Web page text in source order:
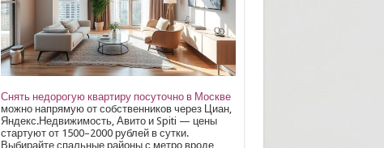
Снять недорогую квартиру посуточно в Москве
можно напрямую от собственников через Циан,
Яндекс.Недвижимость, Авито и Spiti — цены
стартуют от 1500–2000 рублей в сутки.
Выбирайте спальные районы с метро вроде